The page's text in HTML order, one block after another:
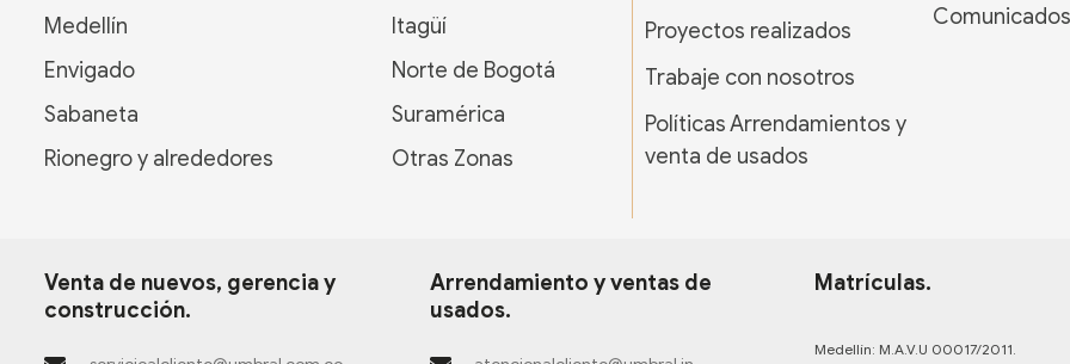
Medellín
Envigado
Sabaneta
Rionegro y alrededores
Itagüí
Norte de Bogotá
Suramérica
Otras Zonas
Proyectos realizados
Trabaje con nosotros
Políticas Arrendamientos y
venta de usados
Comunicados
Venta de nuevos, gerencia y
construcción.
Arrendamiento y ventas de
usados.
Matrículas.
Medellín: M.A.V.U 00017/2011.